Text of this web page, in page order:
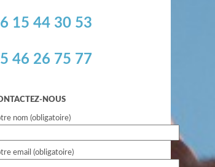
15 44 30 53
46 26 75 77
NOUS
nom (obligatoire)
email (obligatoire)